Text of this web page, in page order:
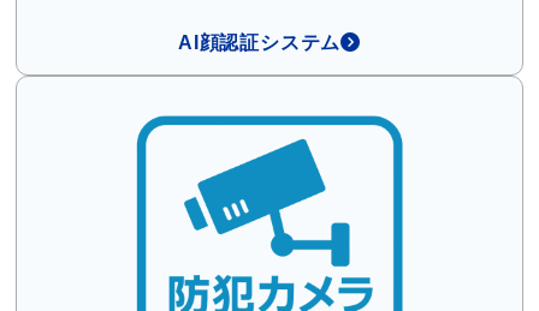
AI顔認証システム